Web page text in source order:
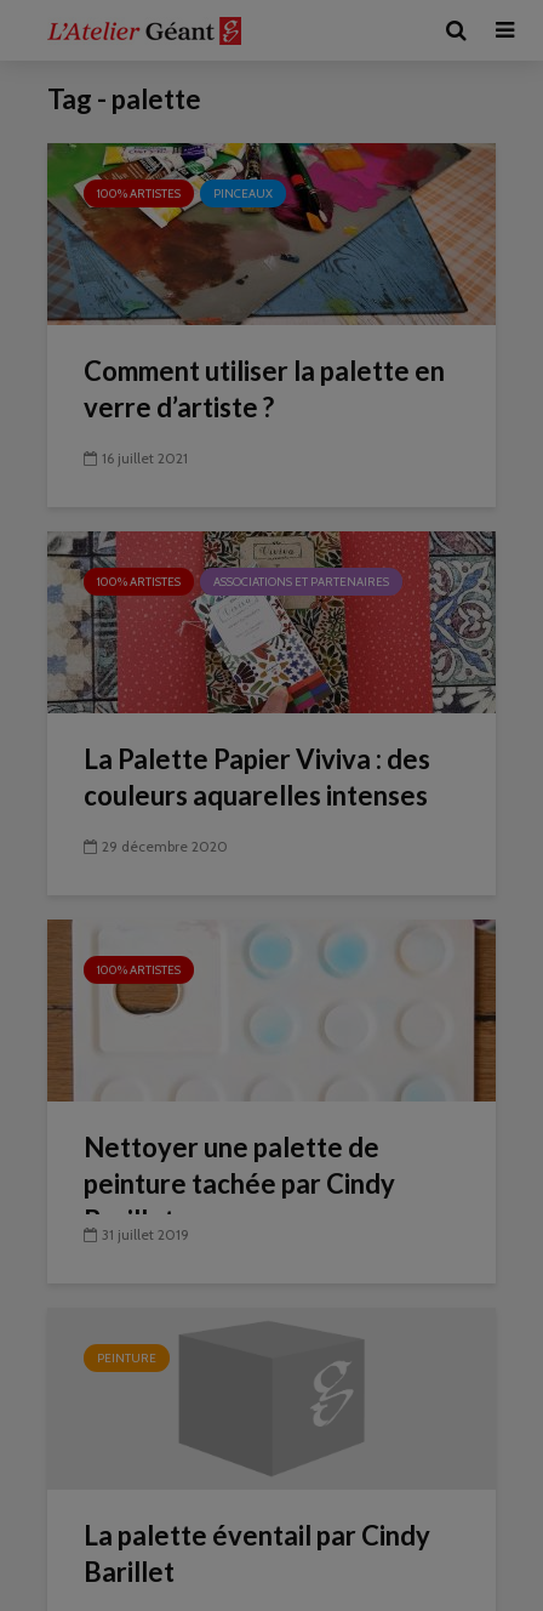
Tag - palette
100% ARTISTES PINCEAUX
Comment utiliser la palette en
verre d’artiste ?
16 juillet 2021
100% ARTISTES ASSOCIATIONS ET PARTENAIRES
La Palette Papier Viviva : des
couleurs aquarelles intenses
29 décembre 2020
100% ARTISTES
Nettoyer une palette de
peinture tachée par Cindy
Barillet
31 juillet 2019
PEINTURE
La palette éventail par Cindy
Barillet